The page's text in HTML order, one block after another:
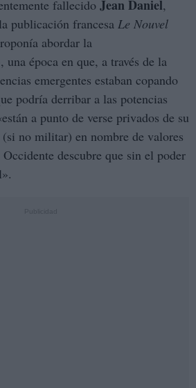
fallecido Jean Daniel,
publicación francesa Le Nouvel
abordar la
una época en que, a través de la
emergentes estaban copando
podría derribar a las potencias
a punto de verse privados de su
no militar) en nombre de valores
descubre que sin el poder